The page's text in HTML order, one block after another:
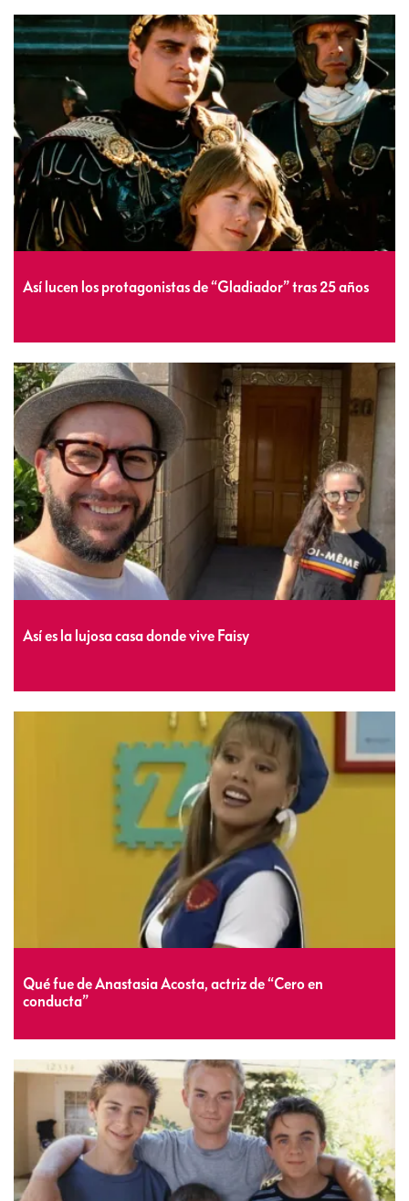
Así lucen los protagonistas de “Gladiador” tras 25 años
Así es la lujosa casa donde vive Faisy
Qué fue de Anastasia Acosta, actriz de “Cero en
conducta”